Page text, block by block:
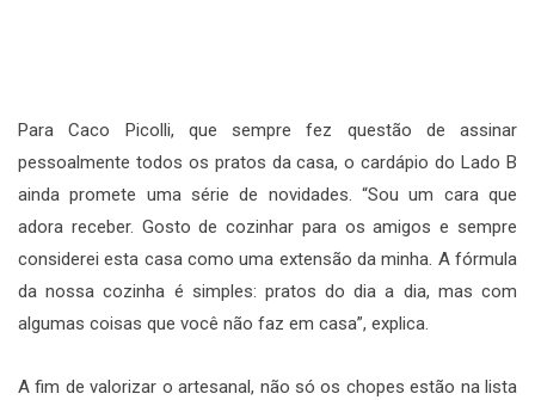
Para Caco Picolli, que sempre fez questão de assinar
pessoalmente todos os pratos da casa, o cardápio do Lado B
ainda promete uma série de novidades. “Sou um cara que
adora receber. Gosto de cozinhar para os amigos e sempre
considerei esta casa como uma extensão da minha. A fórmula
da nossa cozinha é simples: pratos do dia a dia, mas com
algumas coisas que você não faz em casa”, explica.
A fim de valorizar o artesanal, não só os chopes estão na lista